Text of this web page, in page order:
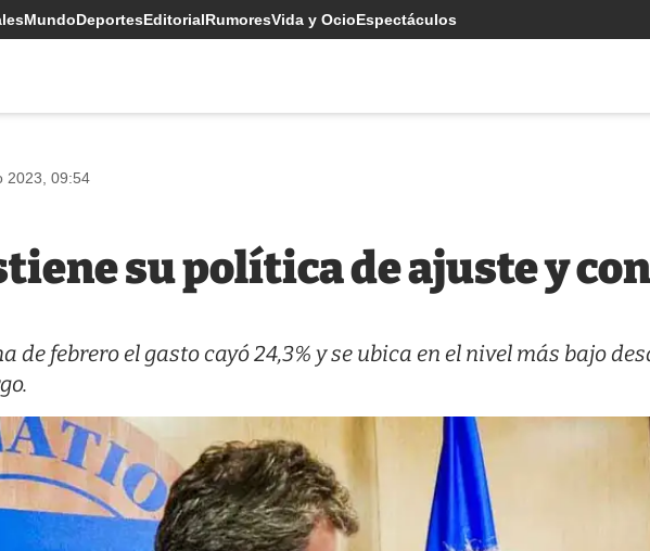
MundoDeportesEditorialRumoresVida y OcioEspectáculos
2023, 09:54
su política de ajuste y
de febrero el gasto cayó 24,3% y se ubica en el nivel más bajo